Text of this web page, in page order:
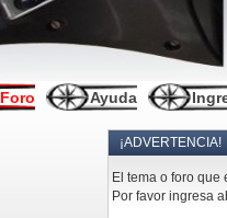
Foro Ayuda
¡ADVERTENCIA!
El tema o foro
Por favor ingresa